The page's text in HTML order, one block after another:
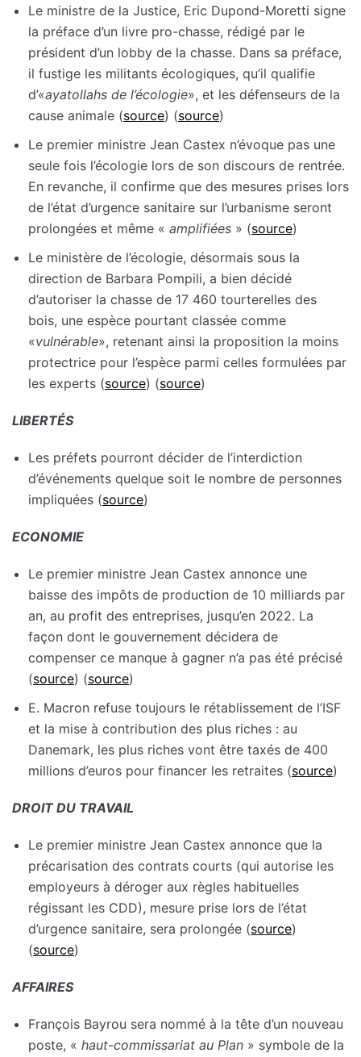
Le ministre de la Justice, Eric Dupond-Moretti signe
la préface d’un livre pro-chasse, rédigé par le
président d’un lobby de la chasse. Dans sa préface,
il fustige les militants écologiques, qu’il qualifie
d’«ayatollahs de l’écologie», et les défenseurs de la
cause animale (source) (source)
Le premier ministre Jean Castex n’évoque pas une
seule fois l’écologie lors de son discours de rentrée.
En revanche, il confirme que des mesures prises lors
de l’état d’urgence sanitaire sur l’urbanisme seront
prolongées et même « amplifiées » (source)
Le ministère de l’écologie, désormais sous la
direction de Barbara Pompili, a bien décidé
d’autoriser la chasse de 17 460 tourterelles des
bois, une espèce pourtant classée comme
«vulnérable», retenant ainsi la proposition la moins
protectrice pour l’espèce parmi celles formulées par
les experts (source) (source)
LIBERTÉS
Les préfets pourront décider de l’interdiction
d’événements quelque soit le nombre de personnes
impliquées (source)
ECONOMIE
Le premier ministre Jean Castex annonce une
baisse des impôts de production de 10 milliards par
an, au profit des entreprises, jusqu’en 2022. La
façon dont le gouvernement décidera de
compenser ce manque à gagner n’a pas été précisé
(source) (source)
E. Macron refuse toujours le rétablissement de l’ISF
et la mise à contribution des plus riches : au
Danemark, les plus riches vont être taxés de 400
millions d’euros pour financer les retraites (source)
DROIT DU TRAVAIL
Le premier ministre Jean Castex annonce que la
précarisation des contrats courts (qui autorise les
employeurs à déroger aux règles habituelles
régissant les CDD), mesure prise lors de l’état
d’urgence sanitaire, sera prolongée (source)
(source)
AFFAIRES
François Bayrou sera nommé à la tête d’un nouveau
poste, « haut-commissariat au Plan » symbole de la